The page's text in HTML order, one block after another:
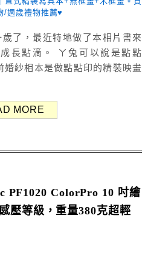
了，最近特地做了本相片書來
長點滴。 ㄚ兔可以說是點點
婚紗相本是做點點印的精裝映畫
客製化禮物推薦 這次總共做了
MORE
PF1020 ColorPro 10 吋繪
壓等級，重量380克超輕